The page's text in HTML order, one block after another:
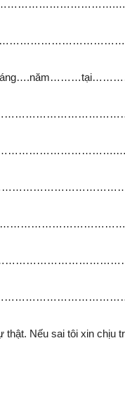
Nếu sai tôi xin chịu